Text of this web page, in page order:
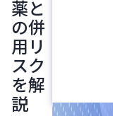
薬と
の併
用リ
スク
を解
説